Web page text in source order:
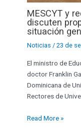
MESCYT y
discuten
situación
Noticias /23 de
El ministro de
doctor Franklin
Dominicana de
Rectores de
Read More »